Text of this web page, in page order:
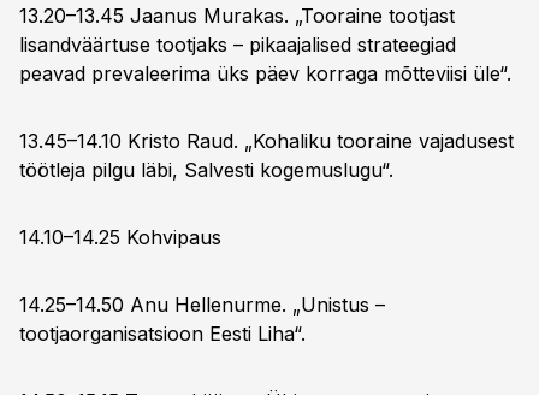
13.20–13.45 Jaanus Murakas. „Tooraine tootjast
lisandväärtuse tootjaks – pikaajalised strateegiad
peavad prevaleerima üks päev korraga mõtteviisi üle“.
13.45–14.10 Kristo Raud. „Kohaliku tooraine vajadusest
töötleja pilgu läbi, Salvesti kogemuslugu“.
14.10–14.25 Kohvipaus
14.25–14.50 Anu Hellenurme. „Unistus –
tootjaorganisatsioon Eesti Liha“.